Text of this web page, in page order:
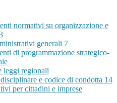
normativi su organizzazione e
generali 7
di programmazione strategico-
leggi regionali
e codice di condotta 14
per cittadini e imprese